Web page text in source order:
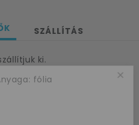
SZÁLLÍTÁS
ki.
fólia
×